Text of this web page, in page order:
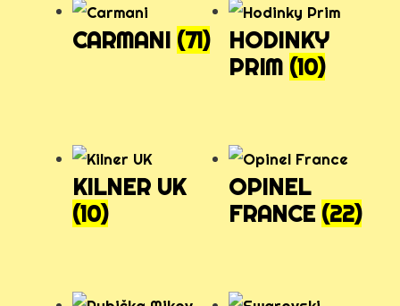
CARMANI (71)
HODINKY
PRIM (10)
KILNER UK
(10)
OPINEL
FRANCE (22)